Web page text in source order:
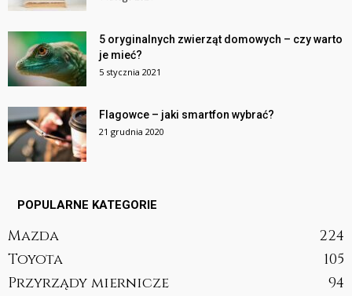
5 oryginalnych zwierząt domowych – czy warto
je mieć?
5 stycznia 2021
Flagowce – jaki smartfon wybrać?
21 grudnia 2020
POPULARNE KATEGORIE
Mazda
224
Toyota
105
Przyrządy miernicze
94